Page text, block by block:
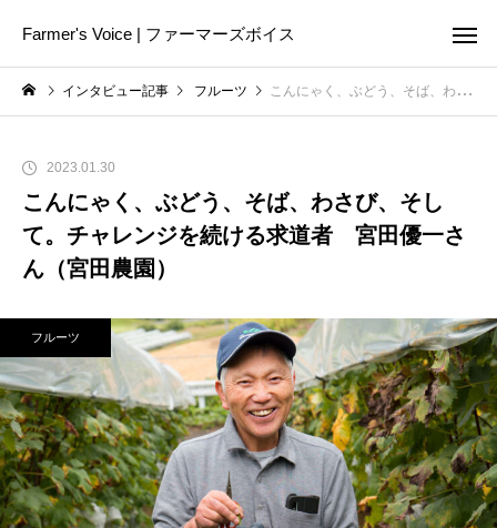
Farmer's Voice | ファーマーズボイス
インタビュー記事 フルーツ こんにゃく、ぶどう、そば、わさび、そして。チャレンジを続ける求道者 宮田優一さん（宮田農園）
2023.01.30
こんにゃく、ぶどう、そば、わさび、そし
て。チャレンジを続ける求道者 宮田優一さ
ん（宮田農園）
フルーツ